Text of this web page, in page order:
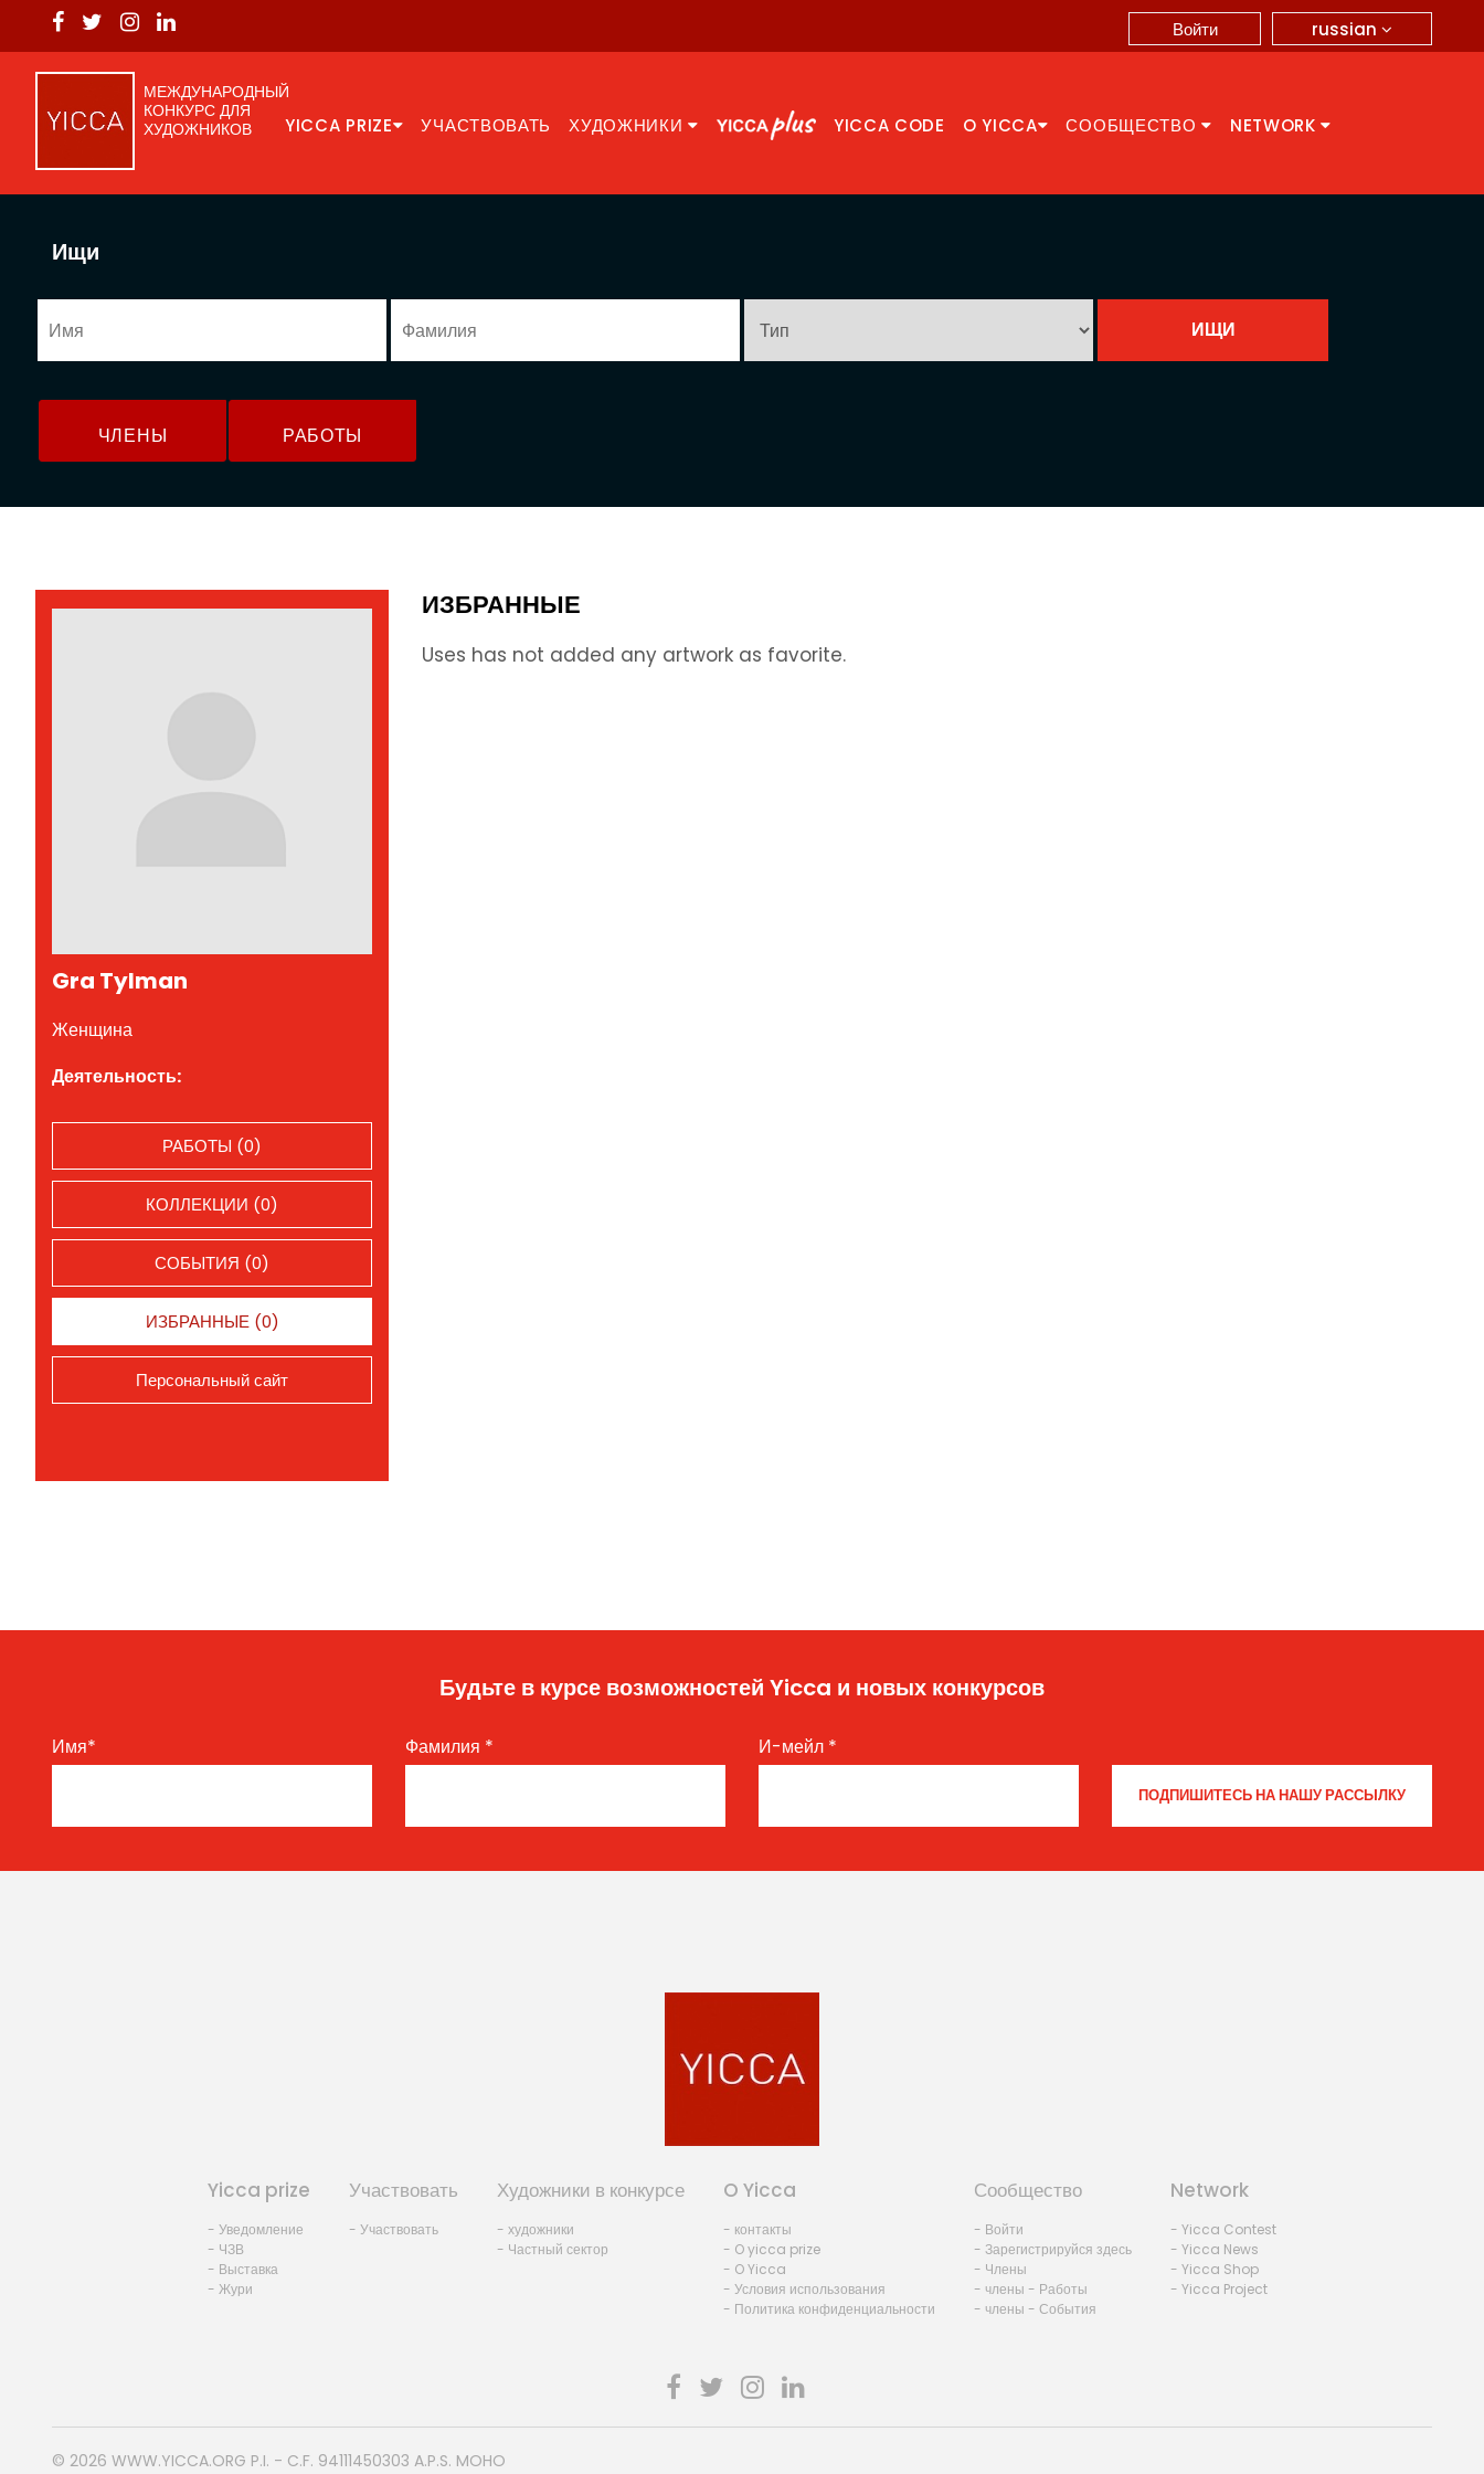
russian
Войти
МЕЖДУНАРОДНЫЙ
КОНКУРС ДЛЯ
ХУДОЖНИКОВ
YICCA PRIZE УЧАСТВОВАТЬ ХУДОЖНИКИ YICCA CODE O YICCA СООБЩЕСТВО NETWORK
Ищи
ЧЛЕНЫ РАБОТЫ
Gra Tylman
Женщина
Деятельность:
РАБОТЫ (0)
КОЛЛЕКЦИИ (0)
СОБЫТИЯ (0)
ИЗБРАННЫЕ (0)
Персональный сайт
ИЗБРАННЫЕ
Uses has not added any artwork as favorite.
Будьте в курсе возможностей Yicca и новых конкурсов
Имя* Фамилия * И-мейл *
Yicca prize
- Уведомление
- ЧЗВ
- Выставка
- Жури
Участвовать
- Участвовать
Художники в конкурсе
- художники
- Частный сектор
O Yicca
- контакты
- O yicca prize
- O Yicca
- Условия использования
- Политика конфиденциальности
Сообщество
- Войти
- Зарегистрируйся здесь
- Члены
- члены - Работы
- члены - События
Network
- Yicca Contest
- Yicca News
- Yicca Shop
- Yicca Project
© 2026 WWW.YICCA.ORG P.I. - C.F. 94111450303 A.P.S. MOHO